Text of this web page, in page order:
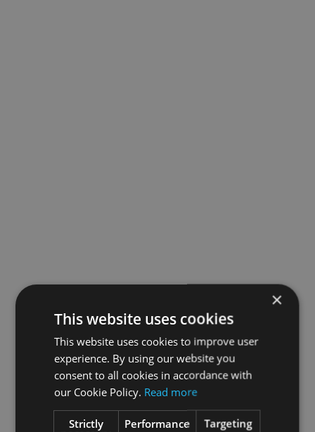
×
This website uses cookies
This website uses cookies to improve user
experience. By using our website you
consent to all cookies in accordance with
our Cookie Policy. Read more
Strictly
Performance Targeting